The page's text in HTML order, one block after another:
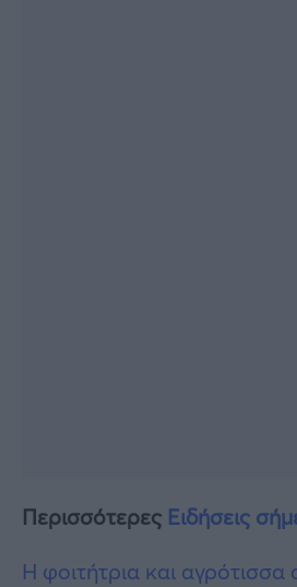
Περισσότερες Ειδήσεις
Η φοιτήτρια και